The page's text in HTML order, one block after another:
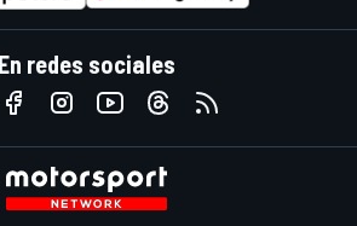
En redes sociales